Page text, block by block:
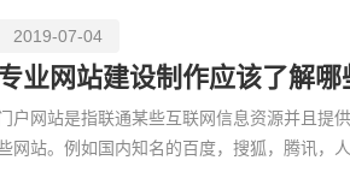
2019-07-04
业网站建设制作应该了解哪
户网站是指联通某些互联网信息资源并且提
网站。例如国内知名的百度，搜狐，腾讯，